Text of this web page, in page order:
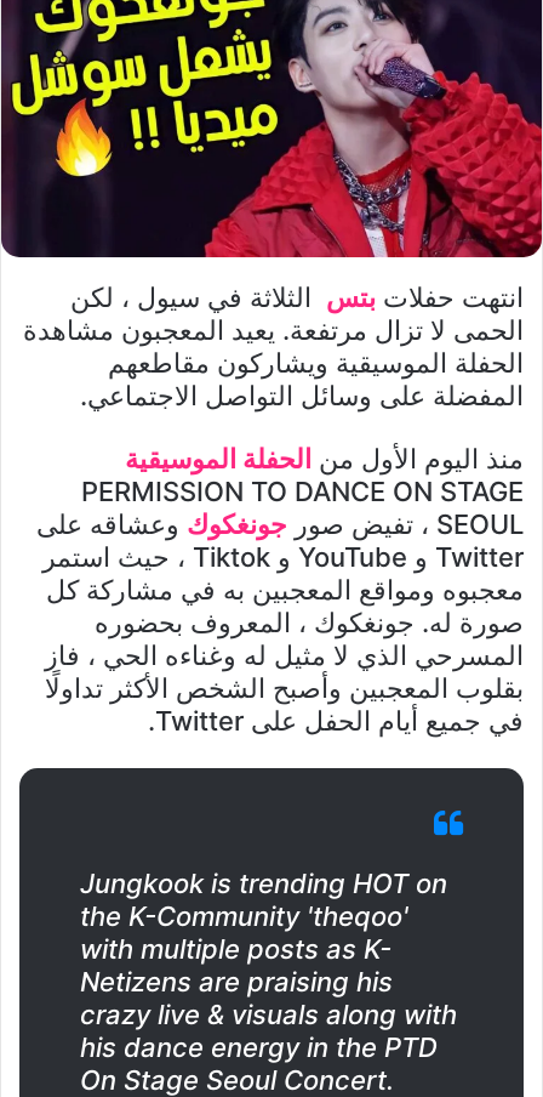
انتهت حفلات بتس الثلاثة في سيول ، لكن
الحمى لا تزال مرتفعة. يعيد المعجبون مشاهدة
الحفلة الموسيقية ويشاركون مقاطعهم
المفضلة على وسائل التواصل الاجتماعي.
منذ اليوم الأول من الحفلة الموسيقية
PERMISSION TO DANCE ON STAGE
SEOUL ، تفيض صور
جونغكوك وعشاقه على
Twitter و YouTube و Tiktok ، حيث استمر
معجبوه ومواقع المعجبين به في مشاركة كل
صورة له. جونغكوك ، المعروف بحضوره
المسرحي الذي لا مثيل له وغناءه الحي ، فاز
بقلوب المعجبين وأصبح الشخص الأكثر تداولًا
في جميع أيام الحفل على Twitter.
Jungkook is trending HOT on
the K-Community 'theqoo'
with multiple posts as K-
Netizens are praising his
crazy live & visuals along with
his dance energy in the PTD
On Stage Seoul Concert.